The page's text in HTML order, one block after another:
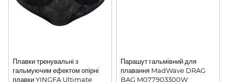
Плавки тренувальні з
гальмуючим ефектом опірні
плавки YINGFA Ultimate
Парашут гальмівний для
плавання MadWave DRAG
BAG M077903300W